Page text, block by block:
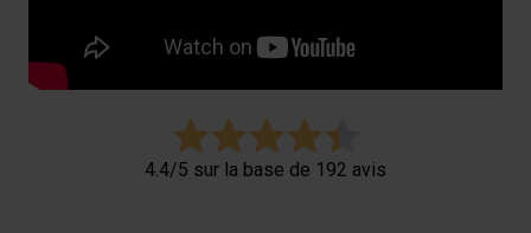
4.4/5 sur la base de 192 avis